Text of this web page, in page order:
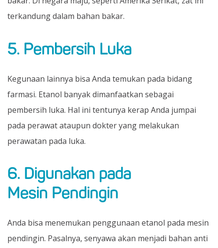
terkandung dalam bahan bakar.
5. Pembersih Luka
Kegunaan lainnya bisa Anda temukan pada bidang
farmasi. Etanol banyak dimanfaatkan sebagai
pembersih luka. Hal ini tentunya kerap Anda jumpai
pada perawat ataupun dokter yang melakukan
perawatan pada luka.
6. Digunakan pada
Mesin Pendingin
Anda bisa menemukan penggunaan etanol pada mesin
pendingin. Pasalnya, senyawa akan menjadi bahan anti